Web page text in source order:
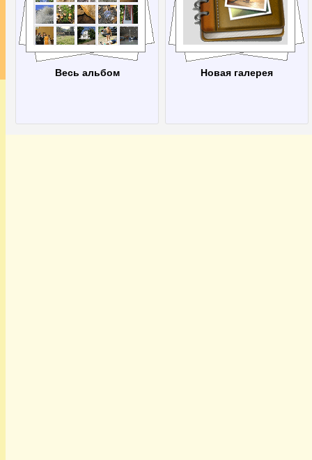
Весь альбом Новая галерея